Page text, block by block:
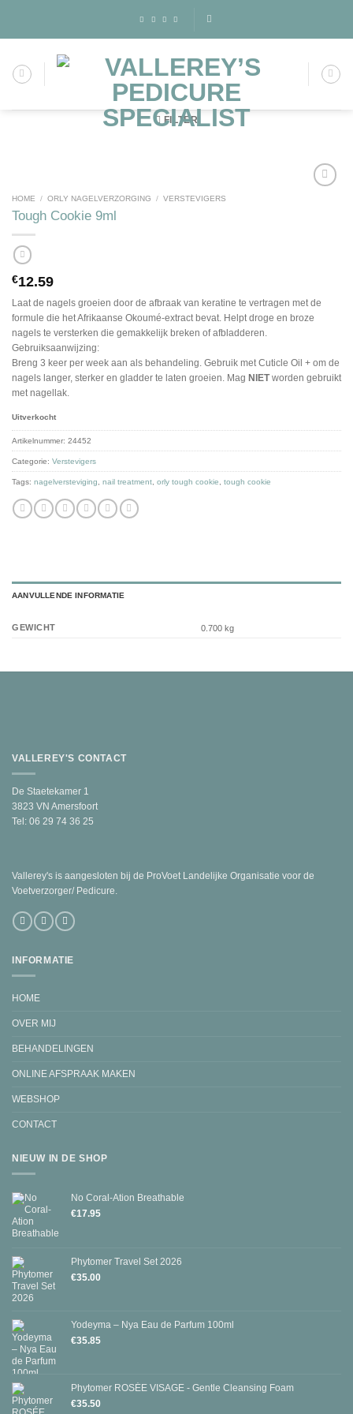
content
FILTER
HOME / ORLY NAGELVERZORGING / VERSTEVIGERS
Tough Cookie 9ml
€12.59
Laat de nagels groeien door de afbraak van keratine te vertragen met de
formule die het Afrikaanse Okoumé-extract bevat. Helpt droge en broze
nagels te versterken die gemakkelijk breken of afbladderen.
Gebruiksaanwijzing:
Breng 3 keer per week aan als behandeling. Gebruik met Cuticle Oil + om de
nagels langer, sterker en gladder te laten groeien. Mag NIETworden gebruikt
met nagellak.
Uitverkocht
Artikelnummer: 24452
Categorie: Verstevigers
Tags: nagelversteviging nail treatment orly tough cookie tough cookie
AANVULLENDE INFORMATIE
GEWICHT 0.700 kg
VALLEREY'S CONTACT
De Staetekamer 1
3823 VN Amersfoort
Tel: 06 29 74 36 25
Vallerey's is aangesloten bij de ProVoet Landelijke Organisatie voor de
Voetverzorger/ Pedicure.
INFORMATIE
HOME
OVER MIJ
BEHANDELINGEN
ONLINE AFSPRAAK MAKEN
WEBSHOP
CONTACT
NIEUW IN DE SHOP
No Coral-Ation Breathable
€17.95
Phytomer Travel Set 2026
€35.00
Yodeyma – Nya Eau de Parfum 100ml
€35.85
Phytomer ROSÉE VISAGE - Gentle Cleansing Foam
€35.50